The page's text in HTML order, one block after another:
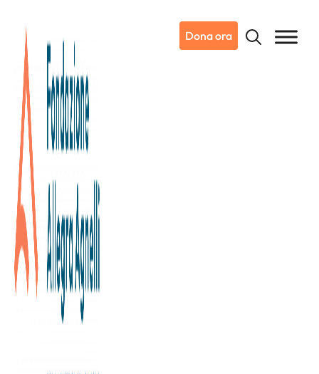
Dona ora
27/03/2019
Notizie da Candiolo
Sono in vendita i biglietti della
Partita del Cuore
Sono iniziate le vendite dei biglietti per la 28esima Partita